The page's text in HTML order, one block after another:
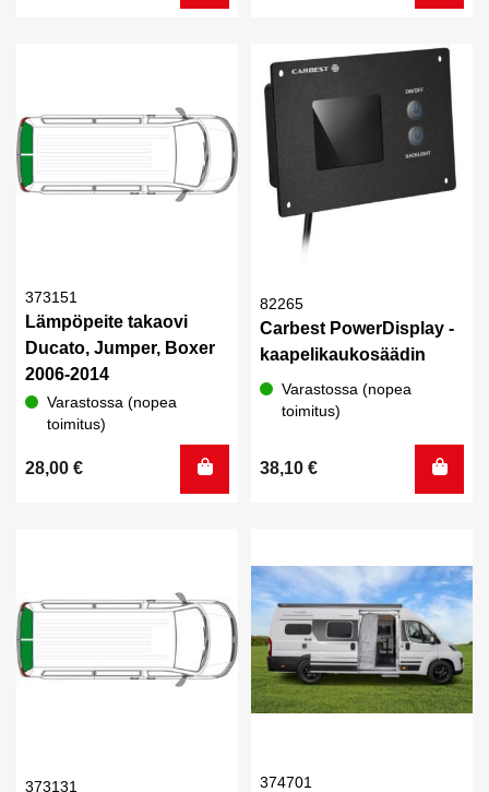
373151
Lämpöpeite takaovi
Ducato, Jumper, Boxer
2006-2014
Varastossa (nopea
toimitus)
28,00 €
82265
Carbest PowerDisplay -
kaapelikaukosäädin
Varastossa (nopea
toimitus)
38,10 €
373131 374701